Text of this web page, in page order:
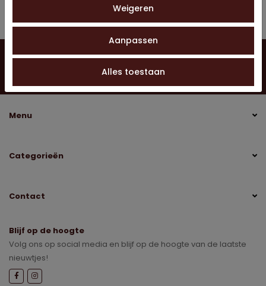
Menu
Categorieën
Contact
Blijf op de hoogte
Volg ons op social media en blijf op de hoogte van de laatste
nieuwtjes!
Weigeren
Aanpassen
Alles toestaan